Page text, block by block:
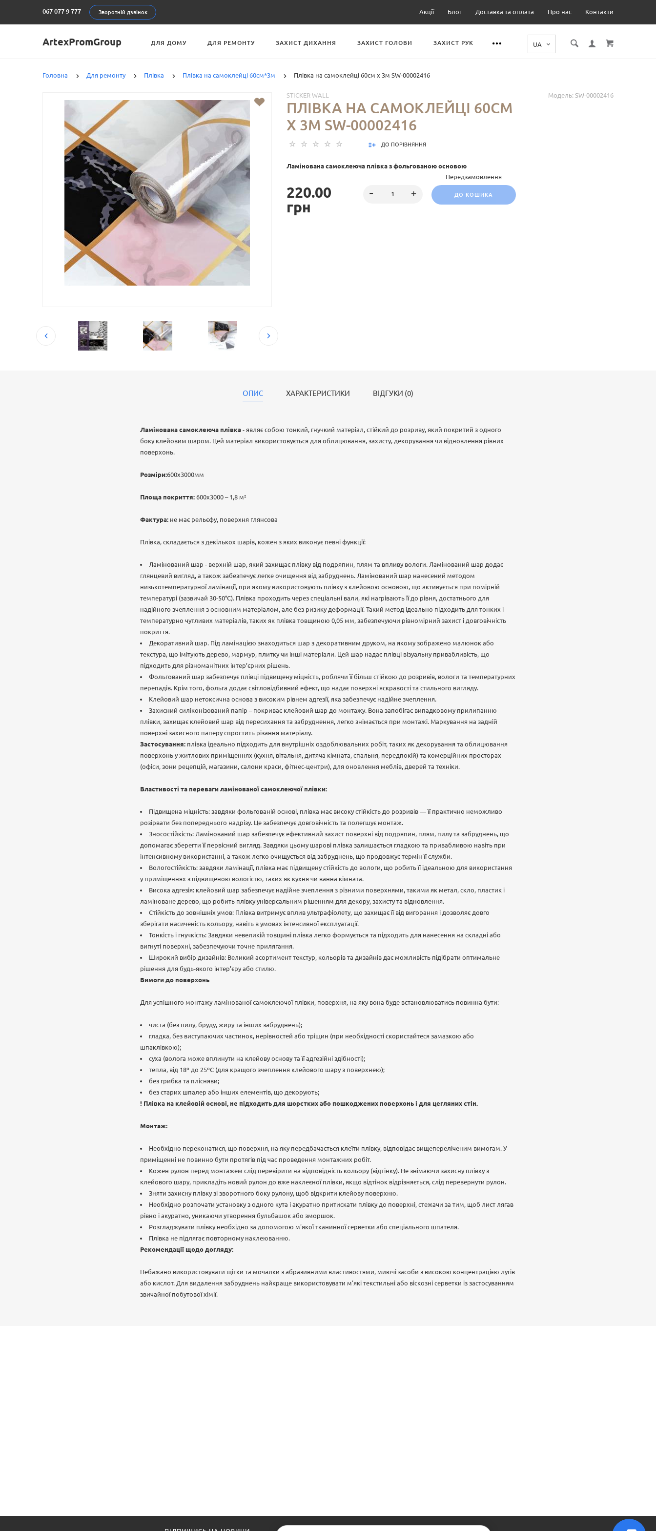
067 077 9 777 Зворотній дзвінок Акції Блог Доставка та оплата Про нас Контакти
ArtexPromGroup ДЛЯ ДОМУ ДЛЯ РЕМОНТУ ЗАХИСТ ДИХАННЯ ЗАХИСТ ГОЛОВИ ЗАХИСТ РУК
Головна Для ремонту Плівка Плівка на самоклейці 60см*3м Плівка на самоклейці 60см х 3м SW-00002416
Модель: SW-00002416
STICKER WALL
ПЛІВКА НА САМОКЛЕЙЦІ 60СМ
Х 3М SW-00002416
ДО ПОРІВНЯННЯ
Ламінована самоклеюча плівка з фольгованою основою
220.00
грн
Передзамовлення
ДО КОШИКА
ОПИС ХАРАКТЕРИСТИКИ ВІДГУКИ (0)
Ламінована самоклеюча плівка - являє собою тонкий, гнучкий матеріал, стійкий до розриву, який покритий з одного
боку клейовим шаром. Цей матеріал використовується для облицювання, захисту, декорування чи відновлення рівних
поверхонь.
Розміри:600х3000мм
Площа покриття: 600х3000 – 1,8 м²
Фактура: не має рельєфу, поверхня глянсова
Плівка, складається з декількох шарів, кожен з яких виконує певні функції:
Ламінований шар - верхній шар, який захищає плівку від подряпин, плям та впливу вологи. Ламінований шар додає
глянцевий вигляд, а також забезпечує легке очищення від забруднень. Ламінований шар нанесений методом
низькотемпературної ламінації, при якому використовують плівку з клейовою основою, що активується при помірній
температурі (зазвичай 30-50°C). Плівка проходить через спеціальні вали, які нагрівають її до рівня, достатнього для
надійного зчеплення з основним матеріалом, але без ризику деформації. Такий метод ідеально підходить для тонких і
температурно чутливих матеріалів, таких як плівка товщиною 0,05 мм, забезпечуючи рівномірний захист і довговічність
покриття.
Декоративний шар. Під ламінацією знаходиться шар з декоративним друком, на якому зображено малюнок або
текстура, що імітують дерево, мармур, плитку чи інші матеріали. Цей шар надає плівці візуальну привабливість, що
підходить для різноманітних інтер’єрних рішень.
Фольгований шар забезпечує плівці підвищену міцність, роблячи її більш стійкою до розривів, вологи та температурних
перепадів. Крім того, фольга додає світловідбивний ефект, що надає поверхні яскравості та стильного вигляду.
Клейовий шар нетоксична основа з високим рівнем адгезії, яка забезпечує надійне зчеплення.
Захисний силіконізований папір – покриває клейовий шар до монтажу. Вона запобігає випадковому прилипанню
плівки, захищає клейовий шар від пересихання та забруднення, легко знімається при монтажі. Маркування на задній
поверхні захисного паперу спростить різання матеріалу.
Застосування: плівка ідеально підходить для внутрішніх оздоблювальних робіт, таких як декорування та облицювання
поверхонь у житлових приміщеннях (кухня, вітальня, дитяча кімната, спальня, передпокій) та комерційних просторах
(офіси, зони рецепцій, магазини, салони краси, фітнес-центри), для оновлення меблів, дверей та техніки.
Властивості та переваги ламінованої самоклеючої плівки:
Підвищена міцність: завдяки фольгованій основі, плівка має високу стійкість до розривів — її практично неможливо
розірвати без попереднього надрізу. Це забезпечує довговічність та полегшує монтаж.
Зносостійкість: Ламінований шар забезпечує ефективний захист поверхні від подряпин, плям, пилу та забруднень, що
допомагає зберегти її первісний вигляд. Завдяки цьому шарові плівка залишається гладкою та привабливою навіть при
інтенсивному використанні, а також легко очищується від забруднень, що продовжує термін її служби.
Вологостійкість: завдяки ламінації, плівка має підвищену стійкість до вологи, що робить її ідеальною для використання
у приміщеннях з підвищеною вологістю, таких як кухня чи ванна кімната.
Висока адгезія: клейовий шар забезпечує надійне зчеплення з різними поверхнями, такими як метал, скло, пластик і
ламіноване дерево, що робить плівку універсальним рішенням для декору, захисту та відновлення.
Стійкість до зовнішніх умов: Плівка витримує вплив ультрафіолету, що захищає її від вигорання і дозволяє довго
зберігати насиченість кольору, навіть в умовах інтенсивної експлуатації.
Тонкість і гнучкість: Завдяки невеликій товщині плівка легко формується та підходить для нанесення на складні або
вигнуті поверхні, забезпечуючи точне прилягання.
Широкий вибір дизайнів: Великий асортимент текстур, кольорів та дизайнів дає можливість підібрати оптимальне
рішення для будь-якого інтер’єру або стилю.
Вимоги до поверхонь
Для успішного монтажу ламінованої самоклеючої плівки, поверхня, на яку вона буде встановлюватись повинна бути:
чиста (без пилу, бруду, жиру та інших забруднень);
гладка, без виступаючих частинок, нерівностей або тріщин (при необхідності скористайтеся замазкою або
шпаклівкою);
суха (волога може вплинути на клейову основу та її адгезійні здібності);
тепла, від 18º до 25ºС (для кращого зчеплення клейового шару з поверхнею);
без грибка та плісняви;
без старих шпалер або інших елементів, що декорують;
! Плівка на клейовій основі, не підходить для шорстких або пошкоджених поверхонь і для цегляних стін.
Монтаж:
Необхідно переконатися, що поверхня, на яку передбачається клеїти плівку, відповідає вищепереліченим вимогам. У
приміщенні не повинно бути протягів під час проведення монтажних робіт.
Кожен рулон перед монтажем слід перевірити на відповідність кольору (відтінку). Не знімаючи захисну плівку з
клейового шару, прикладіть новий рулон до вже наклеєної плівки, якщо відтінок відрізняється, слід перевернути рулон.
Зняти захисну плівку зі зворотного боку рулону, щоб відкрити клейову поверхню.
Необхідно розпочати установку з одного кута і акуратно притискати плівку до поверхні, стежачи за тим, щоб лист лягав
рівно і акуратно, уникаючи утворення бульбашок або зморшок.
Розгладжувати плівку необхідно за допомогою м'якої тканинної серветки або спеціального шпателя.
Плівка не підлягає повторному наклеюванню.
Рекомендації щодо догляду:
Небажано використовувати щітки та мочалки з абразивними властивостями, миючі засоби з високою концентрацією лугів
або кислот. Для видалення забруднень найкраще використовувати м'які текстильні або віскозні серветки із застосуванням
звичайної побутової хімії.